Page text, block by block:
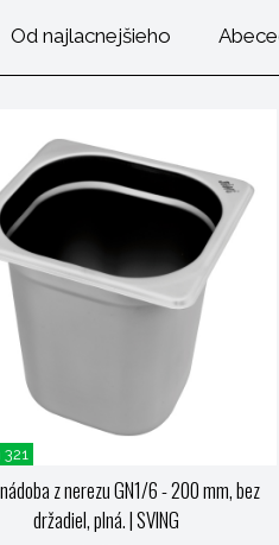
Od najlacnejšieho
z nerezu GN1/6 - 200 mm, bez
držadiel, plná.| SVING